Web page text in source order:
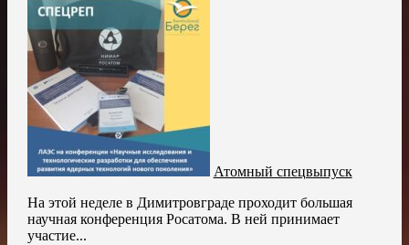
Атомный спецвыпуск
На этой неделе в Димитровграде проходит большая
научная конференция Росатома. В ней принимает
участие...